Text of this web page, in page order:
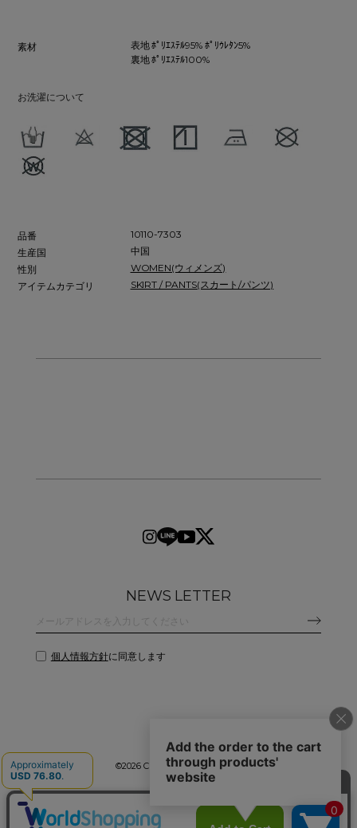
素材
表地 ﾎﾟﾘｴｽﾃﾙ95% ﾎﾟﾘｳﾚﾀﾝ5%
裏地 ﾎﾟﾘｴｽﾃﾙ100%
お洗濯について
品番
10110-7303
生産国
中国
性別
WOMEN(ウィメンズ)
アイテムカテゴリ
SKIRT / PANTS(スカート/パンツ)
NEWS LETTER
個人情報方針に同意します
©2026 CLANE DESIGN CO.,LTD